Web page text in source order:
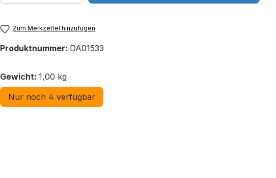
Zum Merkzettel hinzufügen
Produktnummer: DA01533
Gewicht: 1,00 kg
Nur noch 4 verfügbar